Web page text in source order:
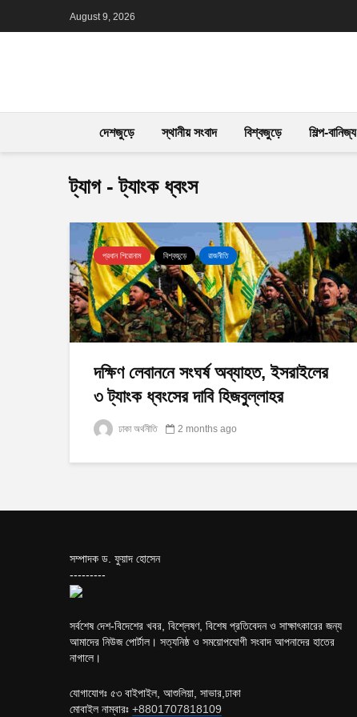
August 9, 2026
দেশজুড়ে স্থানীয় সংবাদ বিশ্বজুড়ে শিল্প-বানিজ্য
ট্যাগ - ট্যাংক ধ্বংস
প্রধান শিরোনাম বিশ্বজুড়ে রাজনীতি
দক্ষিণ লেবাননে সংঘর্ষ অব্যাহত, ইসরাইলের
৩ ট্যাংক ধ্বংসের দাবি হিজবুল্লাহর
ঢাকা অর্থনীতি 2 months ago
সম্পাদক ড. ফুয়াদ হোসেন
---------
সর্বশেষ দেশ-বিদেশের খবর, বিশ্লেষণ, বিশেষ প্রতিবেদন ও সাক্ষাৎকারের জন্য
আমাদের নিউজ পোর্টাল। সত্যনিষ্ঠ ও সময়োপযোগী সংবাদ আপনাদের হাতের
নাগালে।
যোগাযোগঃ ৫৩ বাইপাইল, আশুলিয়া, সাভার,ঢাকা
মোবাইল নাম্বারঃ +8801707818109